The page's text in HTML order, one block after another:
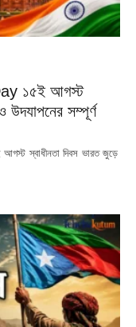
১৫ই আগস্ট
উদযাপনের সম্পূর্ণ
স্বাধীনতা দিবস ভারত জুড়ে